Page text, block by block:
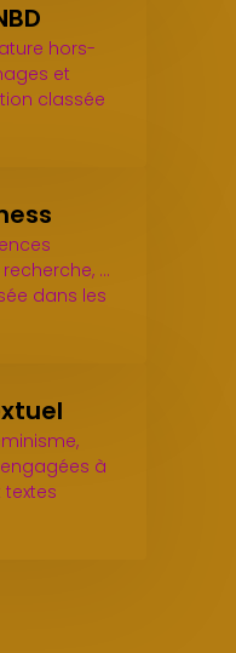
hors-
et
classée
...
dans les
à